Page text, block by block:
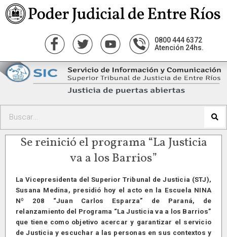
0800 444 6372
Atención 24hs.
Se reinició el programa “La Justicia
va a los Barrios”
La Vicepresidenta del Superior Tribunal de Justicia (STJ),
Susana Medina, presidió hoy el acto en la Escuela NINA
Nº 208 “Juan Carlos Esparza” de Paraná, de
relanzamiento del Programa “La Justicia va a los Barrios”
que tiene como objetivo acercar y garantizar el servicio
de Justicia y escuchar a las personas en sus contextos y